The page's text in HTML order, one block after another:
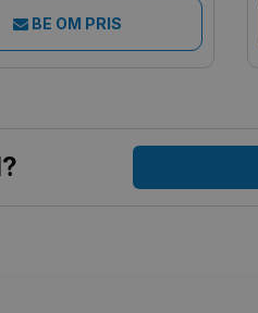
BE OM PRIS